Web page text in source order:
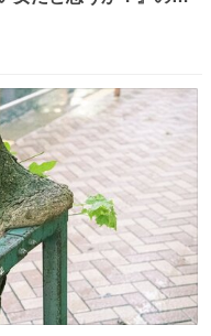
をこぼす瞬間😭